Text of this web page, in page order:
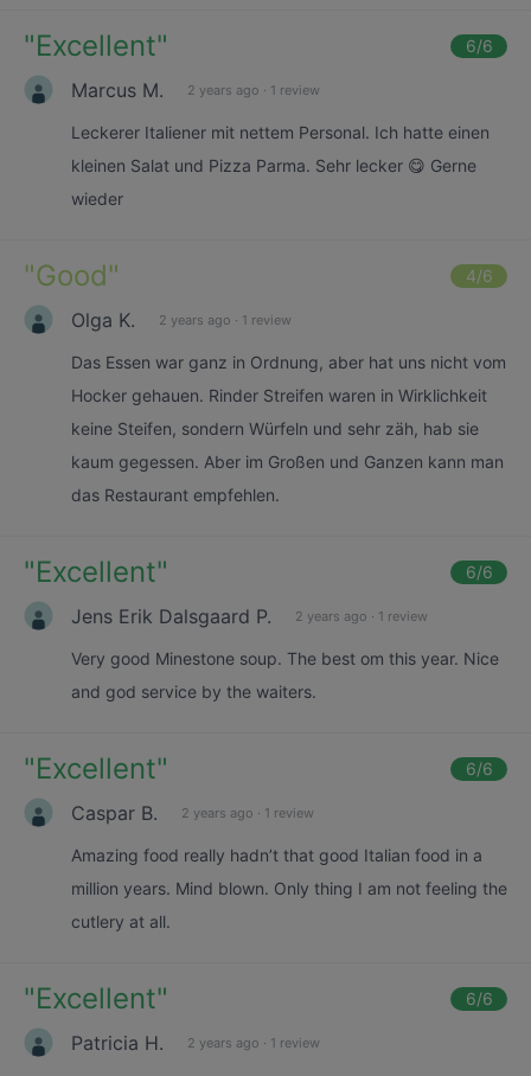
"Excellent" 6/6
Marcus M. 2 years ago · 1 review
Leckerer Italiener mit nettem Personal. Ich hatte einen
kleinen Salat und Pizza Parma. Sehr lecker 😋 Gerne
wieder
"Good" 4/6
Olga K. 2 years ago · 1 review
Das Essen war ganz in Ordnung, aber hat uns nicht vom
Hocker gehauen. Rinder Streifen waren in Wirklichkeit
keine Steifen, sondern Würfeln und sehr zäh, hab sie
kaum gegessen. Aber im Großen und Ganzen kann man
das Restaurant empfehlen.
"Excellent" 6/6
Jens Erik Dalsgaard P. 2 years ago · 1 review
Very good Minestone soup. The best om this year. Nice
and god service by the waiters.
"Excellent" 6/6
Caspar B. 2 years ago · 1 review
Amazing food really hadn’t that good Italian food in a
million years. Mind blown. Only thing I am not feeling the
cutlery at all.
"Excellent" 6/6
Patricia H. 2 years ago · 1 review